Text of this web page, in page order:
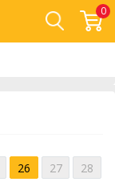
0
26 27 28